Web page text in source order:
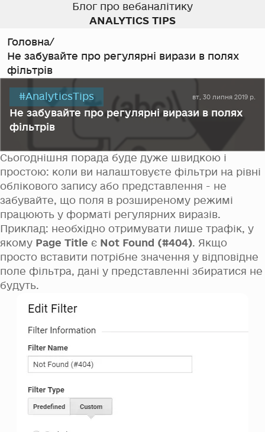
Блог про вебаналітику
ANALYTICS TIPS
Головна/
Не забувайте про регулярні вирази в полях
фільтрів
#AnalyticsTips вт, 30 липня 2019 р.
Не забувайте про регулярні вирази в полях
фільтрів
Сьогоднішня порада буде дуже швидкою і
простою: коли ви налаштовуєте фільтри на рівні
облікового запису або представлення - не
забувайте, що поля в розширеному режимі
працюють у форматі регулярних виразів.
Приклад: необхідно отримувати лише трафік, у
якому Page Title є Not Found (#404). Якщо
просто вставити потрібне значення у відповідне
поле фільтра, дані у представленні збиратися не
будуть.